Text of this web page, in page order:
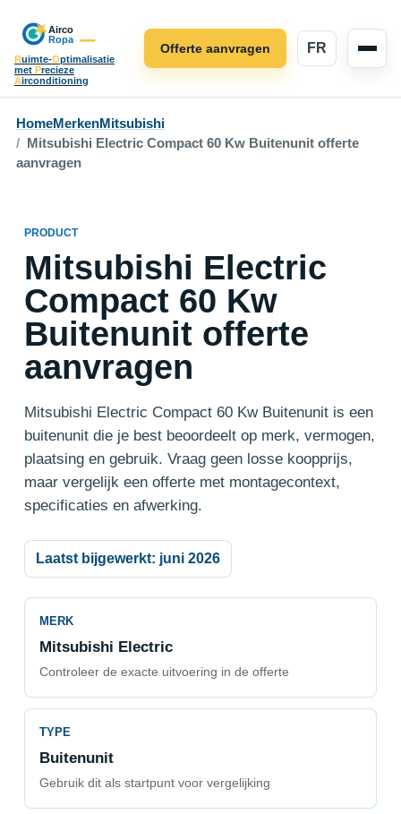
Ruimte-Optimalisatie
met Precieze
Airconditioning
FR
Offerte aanvragen
HomeMerkenMitsubishi
Mitsubishi Electric Compact 60 Kw Buitenunit offerte
aanvragen
PRODUCT
Mitsubishi Electric
Compact 60 Kw
Buitenunit offerte
aanvragen
Mitsubishi Electric Compact 60 Kw Buitenunit is een
buitenunit die je best beoordeelt op merk, vermogen,
plaatsing en gebruik. Vraag geen losse koopprijs,
maar vergelijk een offerte met montagecontext,
specificaties en afwerking.
Laatst bijgewerkt: juni 2026
MERK
Mitsubishi Electric
Controleer de exacte uitvoering in de offerte
TYPE
Buitenunit
Gebruik dit als startpunt voor vergelijking